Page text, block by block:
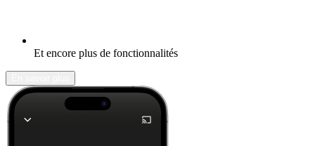
Et encore plus de fonctionnalités